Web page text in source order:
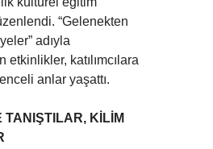
“Gelenekten
adıyla
etkinlikler, katılımcılara
anlar yaşattı.
TANIŞTILAR, KİLİM